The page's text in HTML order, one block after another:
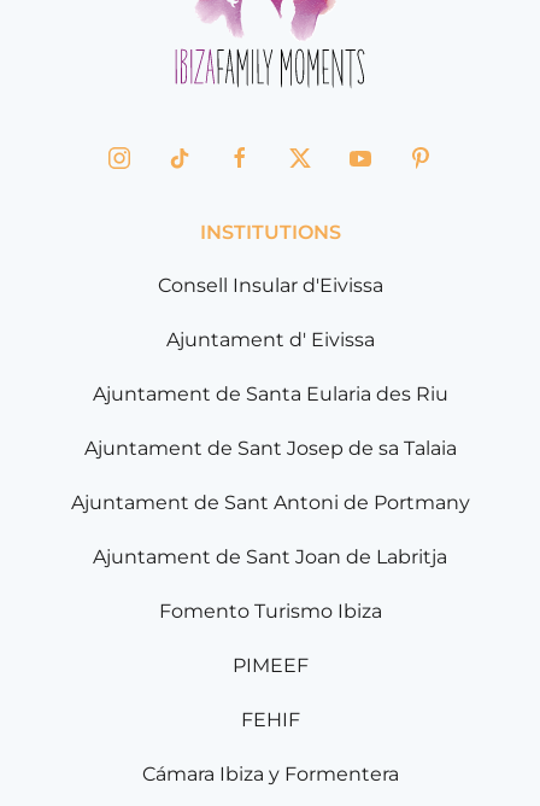
INSTITUTIONS
Consell Insular d'Eivissa
Ajuntament d' Eivissa
Ajuntament de Santa Eularia des Riu
Ajuntament de Sant Josep de sa Talaia
Ajuntament de Sant Antoni de Portmany
Ajuntament de Sant Joan de Labritja
Fomento Turismo Ibiza
PIMEEF
FEHIF
Cámara Ibiza y Formentera